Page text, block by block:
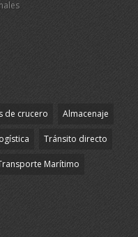
de crucero Almacenaje
Tránsito directo
Marítimo